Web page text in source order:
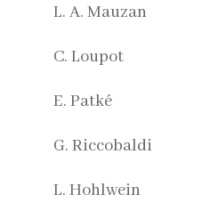
L. A. Mauzan
C. Loupot
E. Patké
G. Riccobaldi
L. Hohlwein